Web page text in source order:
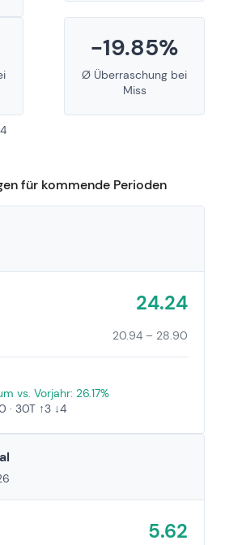
-19.85%
Ø Überraschung bei
Miss
für kommende Perioden
24.24
20.94 – 28.90
vs. Vorjahr: 26.17%
· 30T ↑3 ↓4
5.62